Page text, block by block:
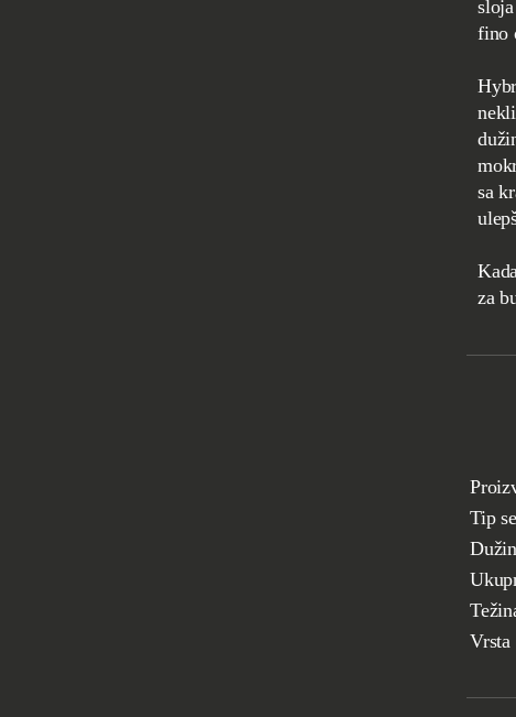
fino
sa
za
Tip
Vrsta
Čelik: